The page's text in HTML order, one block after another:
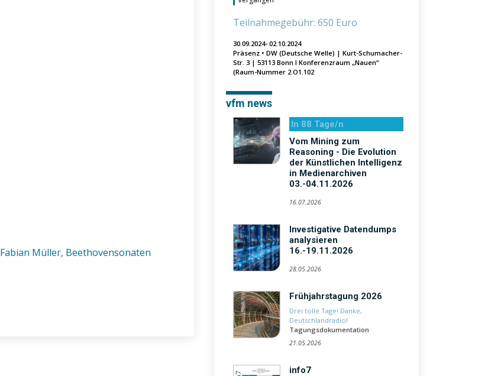
Fabian Müller, Beethovensonaten
Teilnahmegebühr: 650 Euro
30.09.2024- 02.10.2024
Präsenz • DW (Deutsche Welle) | Kurt-Schumacher-
Str. 3 | 53113 Bonn I Konferenzraum „Nauen“
(Raum-Nummer 2.O1.102
vfm news
In 88 Tage/n
Vom Mining zum
Reasoning - Die Evolution
der Künstlichen Intelligenz
in Medienarchiven
03.-04.11.2026
16.07.2026
Investigative Datendumps
analysieren
16.-19.11.2026
28.05.2026
Frühjahrstagung 2026
Drei tolle Tage! Danke,
Deutschlandradio!
Tagungsdokumentation
21.05.2026
info7